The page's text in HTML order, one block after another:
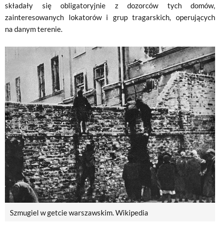
składały się obligatoryjnie z dozorców tych domów,
zainteresowanych lokatorów i grup tragarskich, operujących
na danym terenie.
Szmugiel w getcie warszawskim. Wikipedia